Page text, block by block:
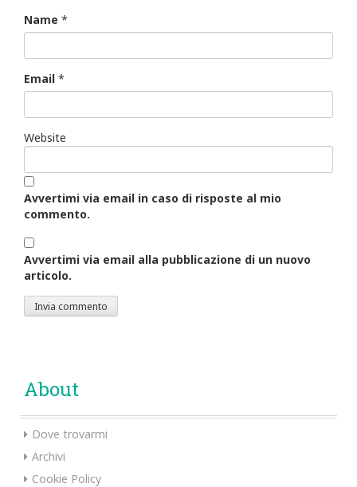
Name *
Email *
Website
Avvertimi via email in caso di risposte al mio
commento.
Avvertimi via email alla pubblicazione di un nuovo
articolo.
About
Dove trovarmi
Archivi
Cookie Policy